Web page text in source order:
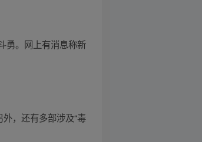
勇。网上有消息称新
，还有多部涉及“毒